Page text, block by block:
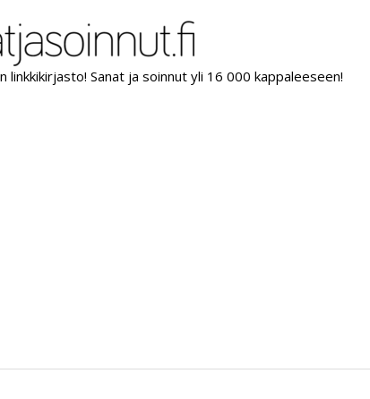
linkkikirjasto! Sanat ja soinnut yli 16 000 kappaleeseen!